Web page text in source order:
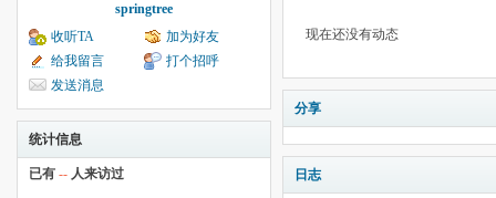
springtree
收听TA
加为好友
给我留言
打个招呼
发送消息
统计信息
已有 -- 人来访过
现在还没有动态
分享
日志